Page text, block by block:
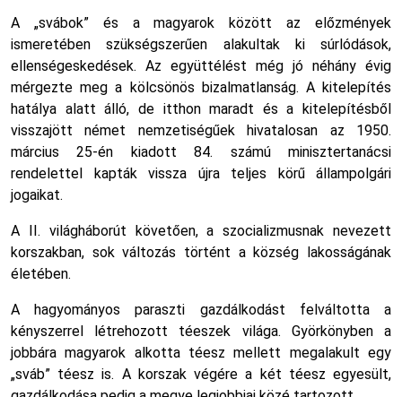
A „svábok” és a magyarok között az előzmények
ismeretében szükségszerűen alakultak ki súrlódások,
ellenségeskedések. Az együttélést még jó néhány évig
mérgezte meg a kölcsönös bizalmatlanság. A kitelepítés
hatálya alatt álló, de itthon maradt és a kitelepítésből
visszajött német nemzetiségűek hivatalosan az 1950.
március 25-én kiadott 84. számú minisztertanácsi
rendelettel kapták vissza újra teljes körű állampolgári
jogaikat.
A II. világháborút követően, a szocializmusnak nevezett
korszakban, sok változás történt a község lakosságának
életében.
A hagyományos paraszti gazdálkodást felváltotta a
kényszerrel létrehozott téeszek világa. Györkönyben a
jobbára magyarok alkotta téesz mellett megalakult egy
„sváb” téesz is. A korszak végére a két téesz egyesült,